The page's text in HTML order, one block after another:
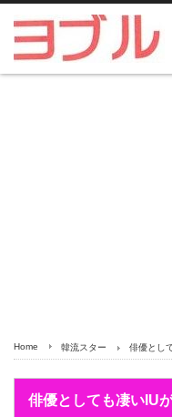
Home 韓流スター 俳優とし
俳優としても凄いIU